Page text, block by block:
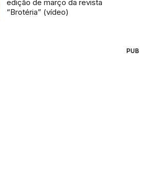
edição de março da revista
“Brotéria” (vídeo)
PUB